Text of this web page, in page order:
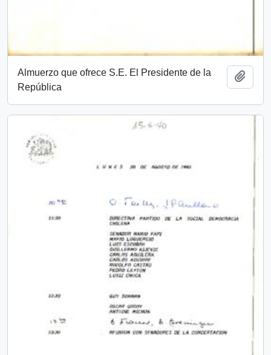
Almuerzo que ofrece S.E. El Presidente de la
República